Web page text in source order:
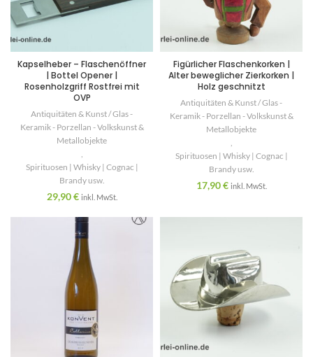
Kapselheber – Flaschenöffner
| Bottel Opener |
Rosenholzgriff Rostfrei mit
OVP
Antiquitäten & Kunst / Glas -
Keramik - Porzellan - Volkskunst &
Metallobjekte
,
Spirituosen | Whisky | Cognac |
Brandy usw.
29,90€ inkl. MwSt.
Figürlicher Flaschenkorken |
Alter beweglicher Zierkorken |
Holz geschnitzt
Antiquitäten & Kunst / Glas -
Keramik - Porzellan - Volkskunst &
Metallobjekte
,
Spirituosen | Whisky | Cognac |
Brandy usw.
17,90€ inkl. MwSt.